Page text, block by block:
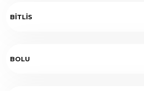
BİTLİS
BOLU